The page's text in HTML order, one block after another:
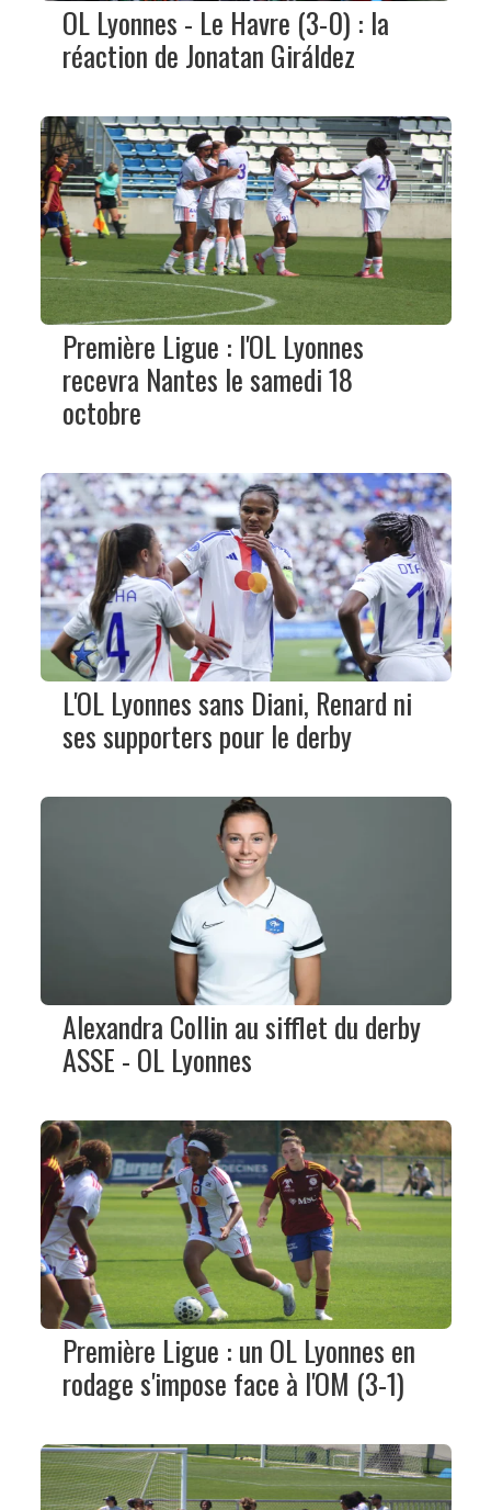
OL Lyonnes - Le Havre (3-0) : la
réaction de Jonatan Giráldez
Première Ligue : l'OL Lyonnes
recevra Nantes le samedi 18
octobre
L'OL Lyonnes sans Diani, Renard ni
ses supporters pour le derby
Alexandra Collin au sifflet du derby
ASSE - OL Lyonnes
Première Ligue : un OL Lyonnes en
rodage s'impose face à l'OM (3-1)